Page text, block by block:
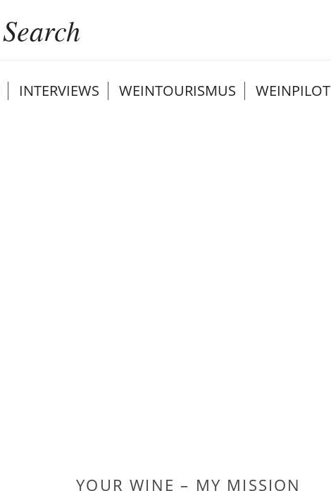
INTERVIEWS WEINTOURISMUS WEINPILOT
YOUR WINE – MY MISSION